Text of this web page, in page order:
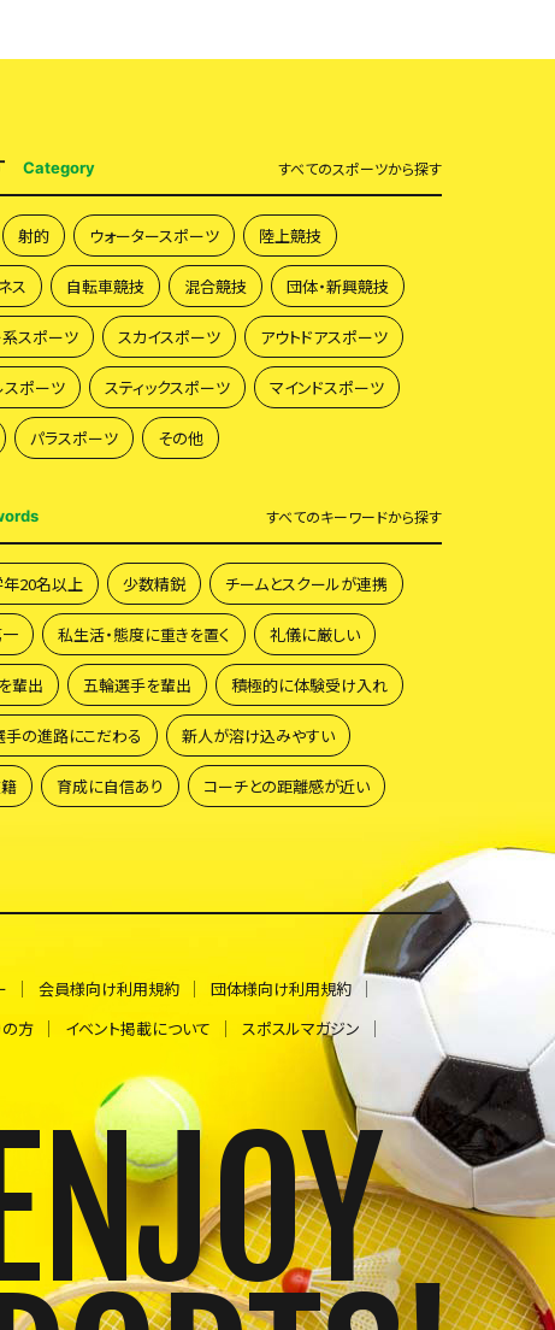
アニマルスポーツすべて バドミントン
スキー モータースポーツすべて
ボクシング ドッジボール フットサル
ボルダリング フィギュアスケート
ラクロス ストリートダンス ラグビー
パラスポーツすべて
馬術 柔道
スケートボード サップ
スピードスケート 囲碁
トライアスロン サバイバルゲーム
社交ダンス スキューバーダイビング
パデル ピックルボール
パワー系スポーツすべて トランポリン
ソフトボール
競艇
オセロ 日本舞踊
ビーチバレー ローラースケート
アーチェリー パルクール
マインドスポーツすべて フェンシング
カーリング ゲーム 古武道
相撲 ディスクゴルフ かるた
Category すべてのスポーツから探す
射的 ウォータースポーツ 陸上競技
ス 自転車競技 混合競技 団体・新興競技
スポーツ スカイスポーツ アウトドアスポーツ
スポーツ スティックスポーツ マインドスポーツ
パラスポーツ その他
すべてのキーワードから探す
20名以上 少数精鋭 チームとスクールが連携
私生活・態度に重きを置く 礼儀に厳しい
輩出 五輪選手を輩出 積極的に体験受け入れ
手の進路にこだわる 新人が溶け込みやすい
育成に自信あり コーチとの距離感が近い
会員様向け利用規約
団体様向け利用規約
方 イベント掲載について
スポスルマガジン